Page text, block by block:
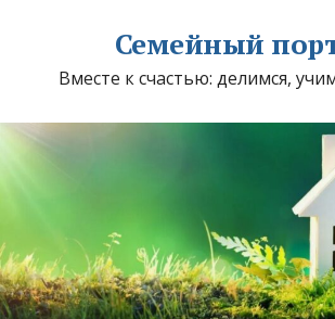
Семейный
Вместе к счастью: делимся,